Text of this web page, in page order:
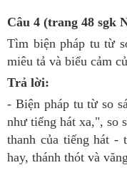
Câu 4 (trang 48 sgk
Tìm biện pháp tu từ
miêu tả và biểu cảm
Trả lời:
- Biện pháp tu từ so
như tiếng hát xa,", so
thanh của tiếng hát -
hay, thánh thót và